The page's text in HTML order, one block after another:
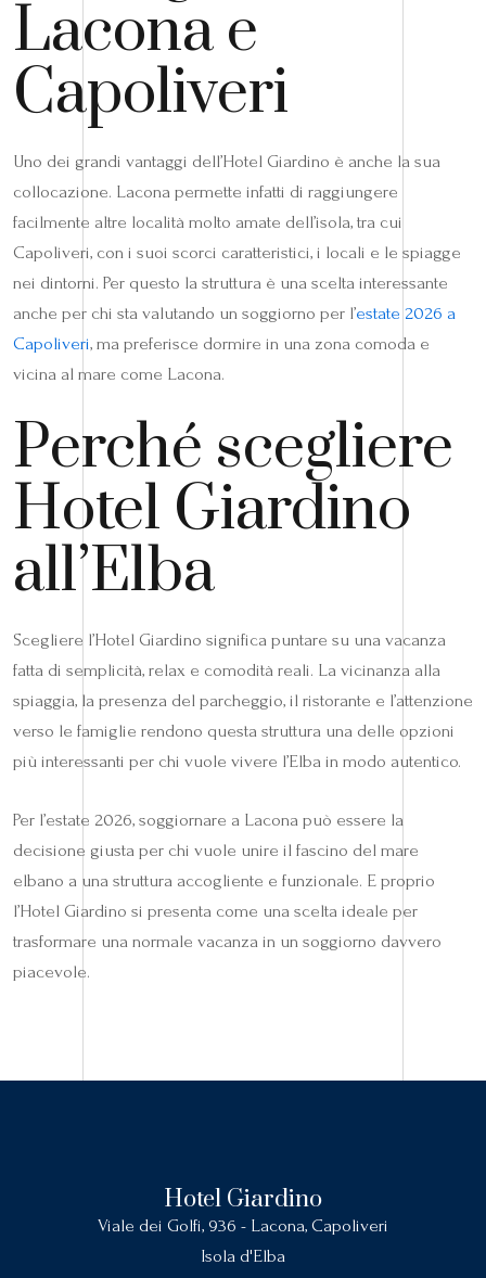
Lacona e
Capoliveri
Uno dei grandi vantaggi dell’Hotel Giardino è anche la sua
collocazione. Lacona permette infatti di raggiungere
facilmente altre località molto amate dell’isola, tra cui
Capoliveri, con i suoi scorci caratteristici, i locali e le spiagge
nei dintorni. Per questo la struttura è una scelta interessante
anche per chi sta valutando un soggiorno per l’estate 2026 a
Capoliveri, ma preferisce dormire in una zona comoda e
vicina al mare come Lacona.
Perché scegliere
Hotel Giardino
all’Elba
Scegliere l’Hotel Giardino significa puntare su una vacanza
fatta di semplicità, relax e comodità reali. La vicinanza alla
spiaggia, la presenza del parcheggio, il ristorante e l’attenzione
verso le famiglie rendono questa struttura una delle opzioni
più interessanti per chi vuole vivere l’Elba in modo autentico.
Per l’estate 2026, soggiornare a Lacona può essere la
decisione giusta per chi vuole unire il fascino del mare
elbano a una struttura accogliente e funzionale. E proprio
l’Hotel Giardino si presenta come una scelta ideale per
trasformare una normale vacanza in un soggiorno davvero
piacevole.
Hotel Giardino
Viale dei Golfi, 936 - Lacona, Capoliveri
Isola d'Elba